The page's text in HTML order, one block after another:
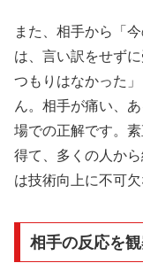
また、相手から「
は、言い訳をせず
つもりはなかった
ん。相手が痛い、
場での正解です。
得て、多くの人か
は技術向上に不可欠
相手の反応を